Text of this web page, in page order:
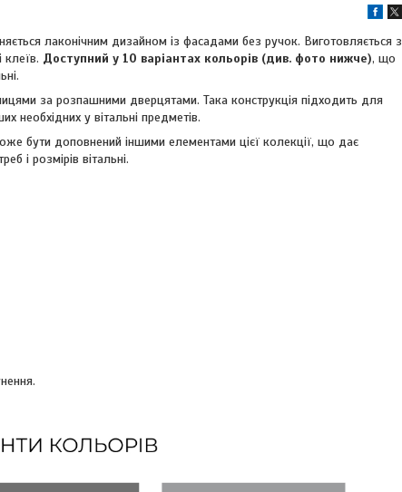
лаконічним дизайном із фасадами без ручок. Виготовляється з
Доступний у 10 варіантах кольорів (див. фото нижче), що
за розпашними дверцятами. Така конструкція підходить для
необхідних у вітальні предметів.
бути доповнений іншими елементами цієї колекції, що дає
і розмірів вітальні.